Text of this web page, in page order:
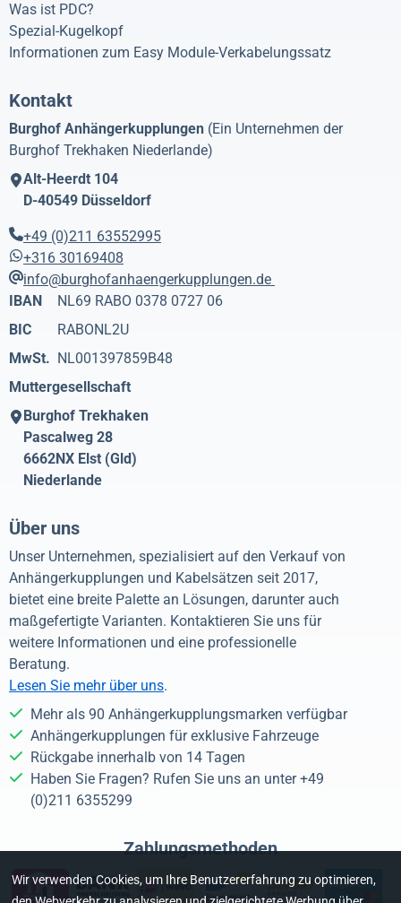
Was ist PDC?
Spezial-Kugelkopf
Informationen zum Easy Module-Verkabelungssatz
Kontakt
Burghof Anhängerkupplungen (Ein Unternehmen der
Burghof Trekhaken Niederlande)
Alt-Heerdt 104
D-40549 Düsseldorf
+49 (0)211 63552995
+316 30169408
info@burghofanhaengerkupplungen.de
IBAN
NL69 RABO 0378 0727 06
BIC
RABONL2U
MwSt. NL001397859B48
Muttergesellschaft
Burghof Trekhaken
Pascalweg 28
6662NX Elst (Gld)
Niederlande
Über uns
Unser Unternehmen, spezialisiert auf den Verkauf von
Anhängerkupplungen und Kabelsätzen seit 2017,
bietet eine breite Palette an Lösungen, darunter auch
maßgefertigte Varianten. Kontaktieren Sie uns für
weitere Informationen und eine professionelle
Beratung.
Lesen Sie mehr über uns.
Mehr als 90 Anhängerkupplungsmarken verfügbar
Anhängerkupplungen für exklusive Fahrzeuge
Rückgabe innerhalb von 14 Tagen
Haben Sie Fragen? Rufen Sie uns an unter +49
(0)211 6355299
Zahlungsmethoden
Wir verwenden Cookies, um Ihre Benutzererfahrung zu optimieren,